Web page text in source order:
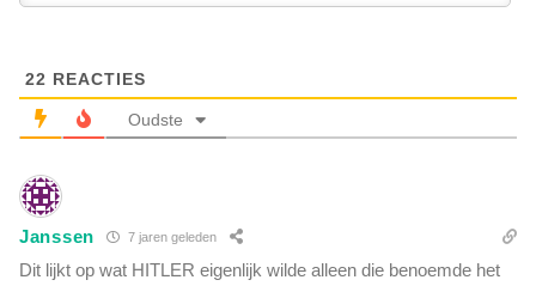
t
r
A
e
M
n
a
n
t
o
22 REACTIES
Oudste
Janssen 7 jaren geleden
Dit lijkt op wat HITLER eigenlijk wilde alleen die benoemde het